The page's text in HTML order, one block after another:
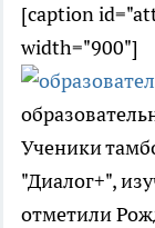
[caption
width="900"]
Ученики
"Диалог+",
отметили